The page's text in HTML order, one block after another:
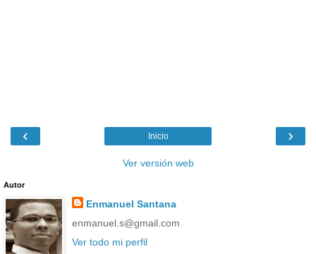
‹ ›
Inicio
Ver versión web
Autor
Enmanuel Santana
enmanuel.s@gmail.com
Ver todo mi perfil